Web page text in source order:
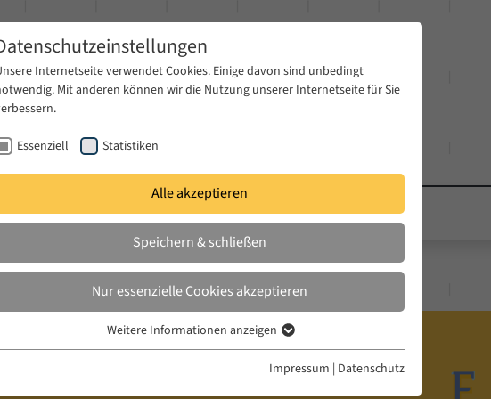
Publikationen Projekte News & Presse
Internetseite verwendet Cookies. Einige davon sind unbedingt
Mit anderen können wir die Nutzung unserer Internetseite für Sie
Essenziell Statistiken
Alle akzeptieren
Speichern & schließen
Nur essenzielle Cookies akzeptieren
Essenzielle Cookies werden für grundlegende Funktionen der Webseite
Weitere Informationen anzeigen
Impressum | Datenschutz